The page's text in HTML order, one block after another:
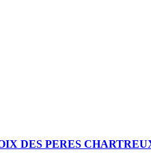
DES PERES